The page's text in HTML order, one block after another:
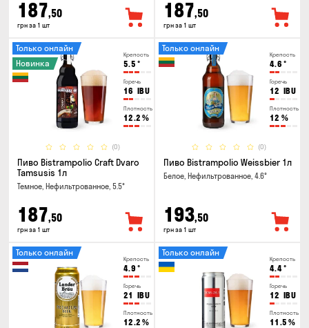
187,50
грн за 1 шт
187,50
грн за 1 шт
Крепость
5.5 °
Горечь
16 IBU
Плотность
12.2 %
(0)
Только онлайн
Новинка
Пиво Bistrampolio Craft Dvaro
Tamsusis 1л
Темное, Нефильтрованное, 5.5°
187,50
грн за 1 шт
Крепость
4.6 °
Горечь
12 IBU
Плотность
12 %
(0)
Только онлайн
Пиво Bistrampolio Weissbier 1л
Белое, Нефильтрованное, 4.6°
193,50
грн за 1 шт
Крепость
4.9 °
Горечь
21 IBU
Плотность
12.2 %
Только онлайн
Крепость
4.4°
Горечь
12 IBU
Плотность
11.5 %
Только онлайн